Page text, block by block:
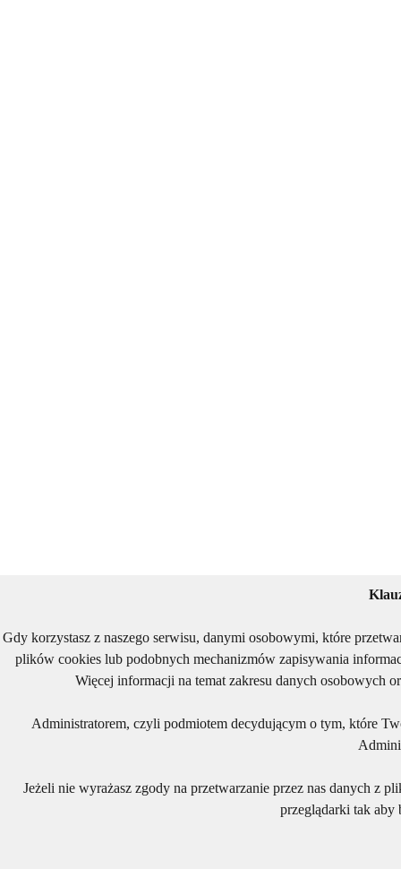
Gdy korzystasz z naszego serwisu, danymi osobowymi, które
plików cookies lub podobnych mechanizmów zapisywania
Więcej informacji na temat zakresu danych osobowych
Administratorem, czyli podmiotem decydującym o tym, które
Jeżeli nie wyrażasz zgody na przetwarzanie przez nas danych z
przeglądarki tak aby